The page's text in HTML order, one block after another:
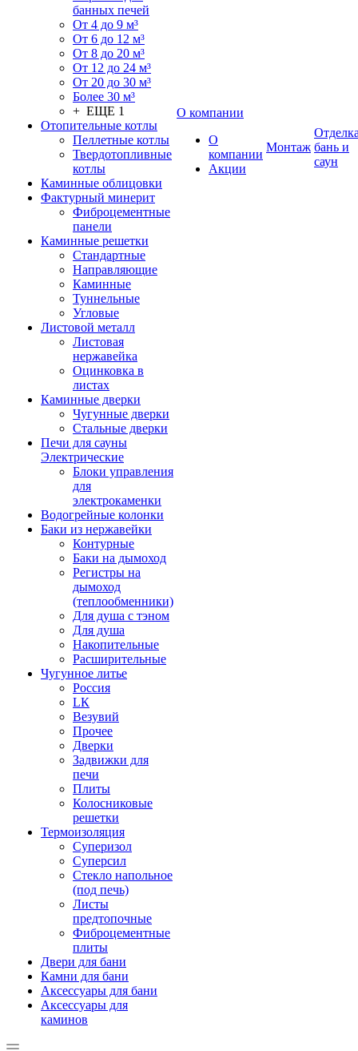
банных печей
От 4 до 9 м³
От 6 до 12 м³
От 8 до 20 м³
От 12 до 24 м³
От 20 до 30 м³
Более 30 м³
+ ЕЩЕ 1
Отопительные котлы
Пеллетные котлы
Твердотопливные
котлы
Каминные облицовки
Фактурный минерит
Фиброцементные
панели
Каминные решетки
Стандартные
Направляющие
Каминные
Туннельные
Угловые
Листовой металл
Листовая
нержавейка
Оцинковка в
листах
Каминные дверки
Чугунные дверки
Стальные дверки
Печи для сауны
Электрические
Блоки управления
для
электрокаменки
Водогрейные колонки
Баки из нержавейки
Контурные
Баки на дымоход
Регистры на
дымоход
(теплообменники)
Для душа с тэном
Для душа
Накопительные
Расширительные
Чугунное литье
Россия
LК
Везувий
Прочее
Дверки
Задвижки для
печи
Плиты
Колосниковые
решетки
Термоизоляция
Суперизол
Суперсил
Стекло напольное
(под печь)
Листы
предтопочные
Фиброцементные
плиты
Двери для бани
Камни для бани
Аксессуары для бани
Аксессуары для
каминов
О компании
О
компании
Акции
Монтаж бань и
саун